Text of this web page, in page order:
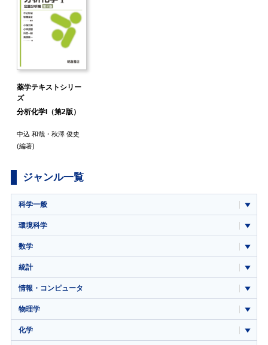
薬学テキストシリー
ズ
分析化学I（第2版）
中込 和哉・ 秋澤 俊史
(編著)
ジャンル一覧
科学一般
環境科学
数学
統計
情報・コンピュータ
物理学
化学